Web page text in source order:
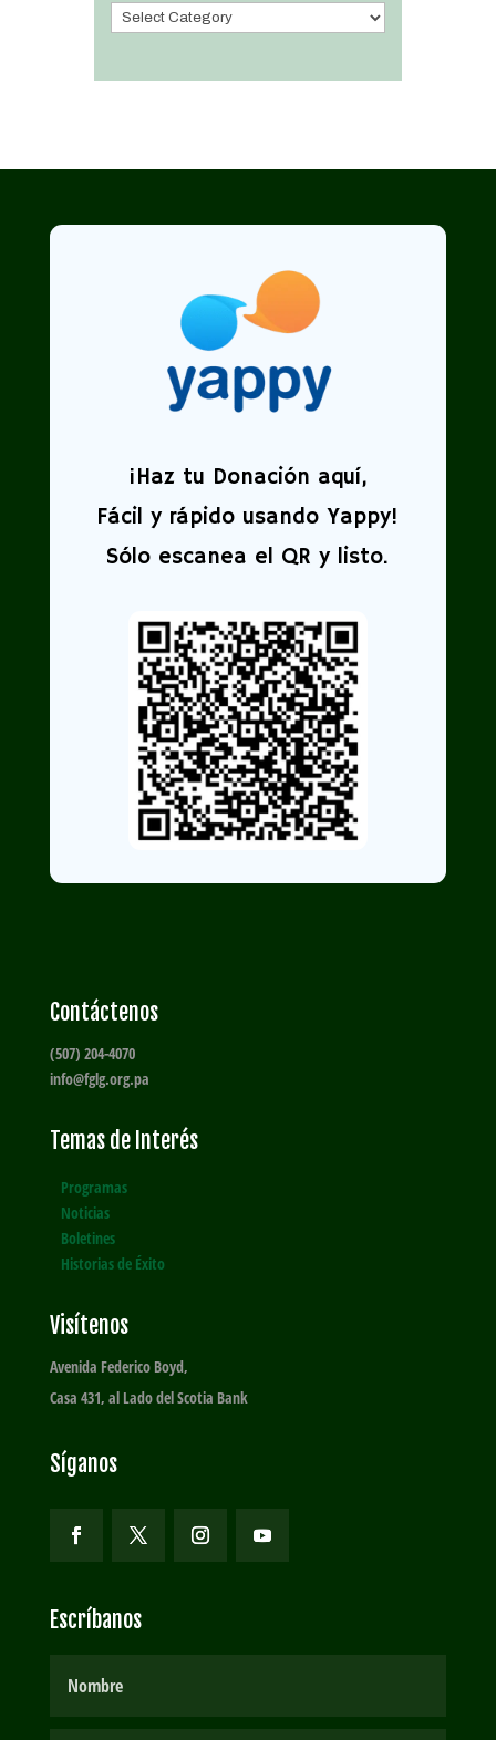
Categorías
¡Haz tu Donación aquí,
Fácil y rápido usando Yappy!
Sólo escanea el QR y listo.
Contáctenos
(507) 204-4070
info@fglg.org.pa
Temas de Interés
Programas
Noticias
Boletines
Historias de Éxito
Visítenos
Avenida Federico Boyd,
Casa 431, al Lado del Scotia Bank
Síganos
Escríbanos